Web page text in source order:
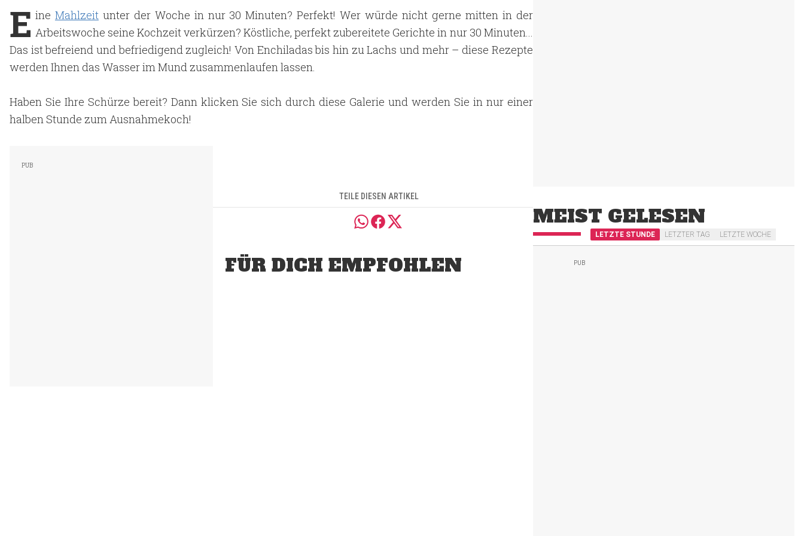
E ine Mahlzeitunter der Woche in nur 30 Minuten? Perfekt! Wer würde nicht gerne mitten in der
Arbeitswoche seine Kochzeit verkürzen? Köstliche, perfekt zubereitete Gerichte in nur 30 Minuten...
Das ist befreiend und befriedigend zugleich! Von Enchiladas bis hin zu Lachs und mehr – diese Rezepte
werden Ihnen das Wasser im Mund zusammenlaufen lassen.
Haben Sie Ihre Schürze bereit? Dann klicken Sie sich durch diese Galerie und werden Sie in nur einer
halben Stunde zum Ausnahmekoch!
TEILE DIESEN ARTIKEL
FÜR DICH EMPFOHLEN
MEIST GELESEN
LETZTE STUNDE LETZTER TAG LETZTE WOCHE